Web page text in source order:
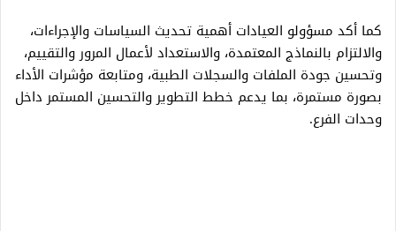
كما أكد مسؤولو العيادات أهمية تحديث السياسات والإجراءات،
والالتزام بالنماذج المعتمدة، والاستعداد لأعمال المرور والتقييم،
وتحسين جودة الملفات والسجلات الطبية، ومتابعة مؤشرات الأداء
بصورة مستمرة، بما يدعم خطط التطوير والتحسين المستمر داخل
وحدات الفرع.